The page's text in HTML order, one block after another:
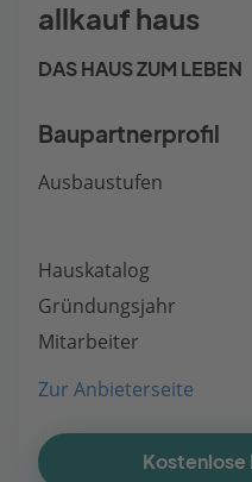
allkauf haus
DAS HAUS ZUM LEBEN
Baupartnerprofil
Ausbaustufen
Hauskatalog
Gründungsjahr
Mitarbeiter
Zur Anbieterseite
Kostenlose